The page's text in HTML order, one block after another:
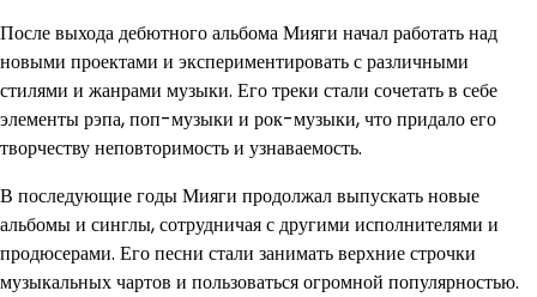
После выхода дебютного альбома Мияги начал работать над
новыми проектами и экспериментировать с различными
стилями и жанрами музыки. Его треки стали сочетать в себе
элементы рэпа, поп-музыки и рок-музыки, что придало его
творчеству неповторимость и узнаваемость.
В последующие годы Мияги продолжал выпускать новые
альбомы и синглы, сотрудничая с другими исполнителями и
продюсерами. Его песни стали занимать верхние строчки
музыкальных чартов и пользоваться огромной популярностью.